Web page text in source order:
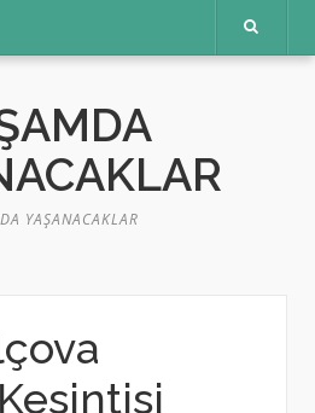
YAŞANACAKLAR